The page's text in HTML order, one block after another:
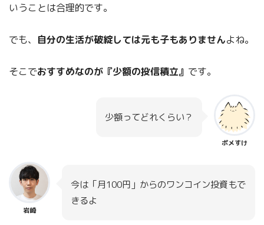
いうことは合理的です。
でも、 自分の生活が破綻しては元も子もありませんよね。
そこでおすすめなのが『少額の投信積立』 です。
ポメすけ
少額ってどれくらい？
岩崎
今は「月100円」からのワンコイン投資もで
きるよ